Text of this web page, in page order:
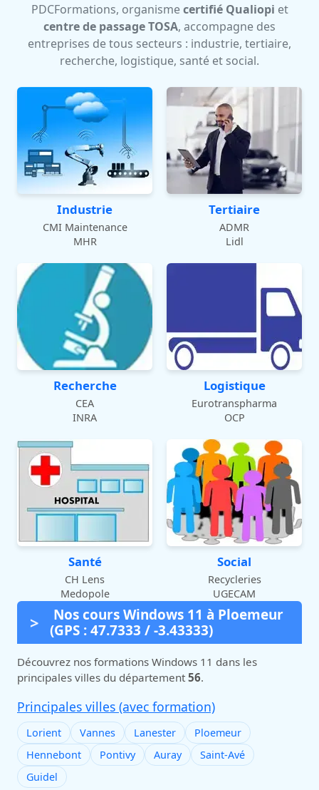
PDCFormations, organismecertifié Qualiopi et
centre de passage TOSA, accompagne des
entreprises de tous secteurs : industrie, tertiaire,
recherche, logistique, santé et social.
Industrie
CMI Maintenance
MHR
Tertiaire
ADMR
Lidl
Recherche
CEA
INRA
Logistique
Eurotranspharma
OCP
Santé
CH Lens
Medopole
Social
Recycleries
UGECAM
Nos cours Windows 11 à Ploemeur
(GPS : 47.7333 / -3.43333)
Découvrez nos formations Windows 11 dans les
principales villes du département 56.
Principales villes (avec formation)
Lorient Vannes Lanester
Ploemeur
Hennebont
Pontivy Auray
Saint-Avé
Guidel